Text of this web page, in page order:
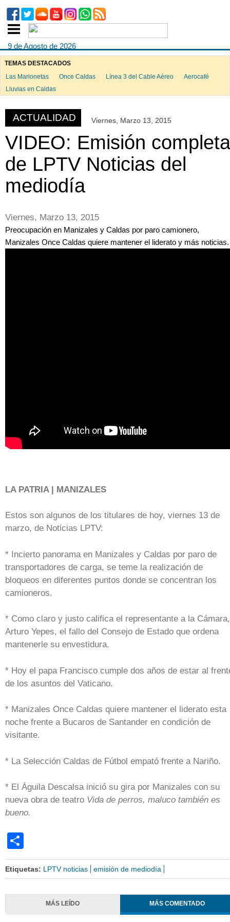
9 de Agosto de 2026
TEMAS DESTACADOS
Las Marionetas
Once Caldas Línea 3 del Cable Aéreo
Aerocafé
Lluvias en Caldas
ACTUALIDAD Viernes, Marzo 13, 2015
VIDEO: Emisión completa
de LPTV Noticias del
mediodía
Viernes, Marzo 13, 2015
Preocupación en Manizales y Caldas por paro camionero,
Manizales Once Caldas quiere mantener el liderato y más noticias.
LA PATRIA | MANIZALES
Estos son algunos de los titulares de hoy, viernes 13 de
marzo, de Noticias LPTV:
* Incierto panorama en Manizales y Caldas por paro de
transportadores de carga, se teme la realización de
bloqueos en diferentes puntos donde se concentran los
camioneros.
* Como claro y justo califica el representante a la Cámara,
Arturo Yepes, el fallo del Consejo de Estado que ordena
mantenerle su envestidura.
* Hoy el papa Francisco cumple dos años de estar al
de los asuntos del Vaticano.
* Manizales Once Caldas quiere mantener el liderato esta
noche frente a Bucaros de Santander en condición de
visitante.
* La Selección Caldas de Fútbol empató frente a Nariño.
* El Águila Descalsa inició su gira por Manizales con su
nueva obra de teatro Vida de perros, maluco también es
bueno.
Etiquetas: LPTV noticias emisión de mediodía
MÁS LEÍDO MÁS COMENTADO